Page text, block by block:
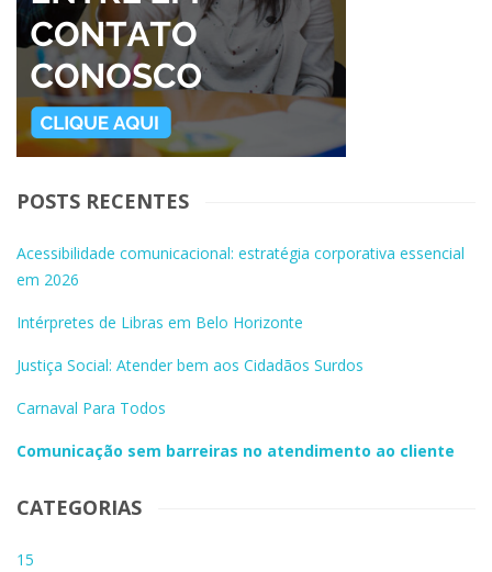
POSTS RECENTES
Acessibilidade comunicacional: estratégia corporativa essencial
em 2026
Intérpretes de Libras em Belo Horizonte
Justiça Social: Atender bem aos Cidadãos Surdos
Carnaval Para Todos
Comunicação sem barreiras no atendimento ao cliente
CATEGORIAS
15